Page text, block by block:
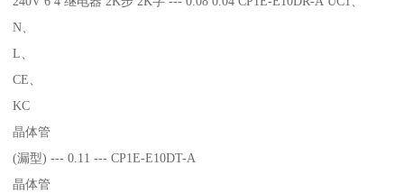
N、
L、
CE、
KC
晶体管
(漏型) --- 0.11 --- CP1E-E10DT-A
晶体管